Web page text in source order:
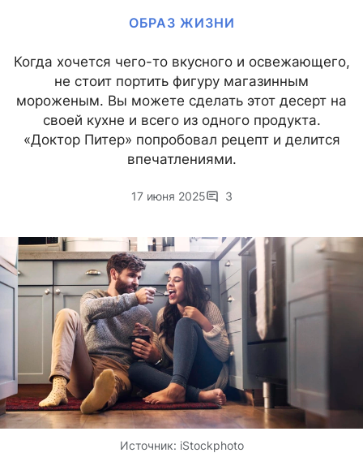
ОБРАЗ ЖИЗНИ
Когда хочется чего-то вкусного и освежающего,
не стоит портить фигуру магазинным
мороженым. Вы можете сделать этот десерт на
своей кухне и всего из одного продукта.
«Доктор Питер» попробовал рецепт и делится
впечатлениями.
17 июня 2025 3
Источник: iStockphoto